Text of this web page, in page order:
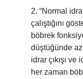
2. “Normal
çalıştığını
böbrek
düştüğünde
idrar çıkışı ve
her zaman